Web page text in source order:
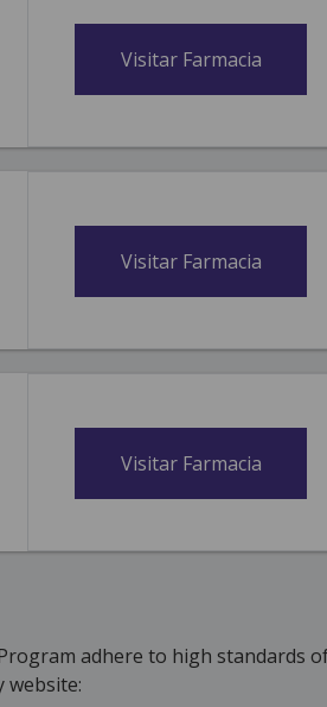
Visitar Farmacia
Visitar Farmacia
Visitar Farmacia
adhere to high standards
website: